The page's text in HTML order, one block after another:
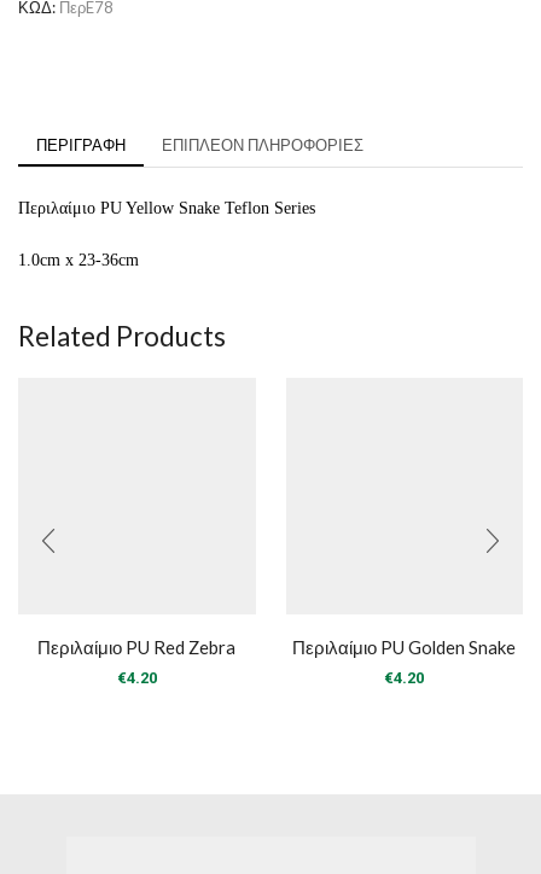
ΚΩΔ: ΠερE78
ΠΕΡΙΓΡΑΦΉ ΕΠΙΠΛΈΟΝ ΠΛΗΡΟΦΟΡΊΕΣ
Περιλαίμιο PU Yellow Snake Teflon Series
1.0cm x 23-36cm
Related Products
Περιλαίμιο PU Red Zebra
€4.20
Περιλαίμιο PU Golden Snake
€4.20